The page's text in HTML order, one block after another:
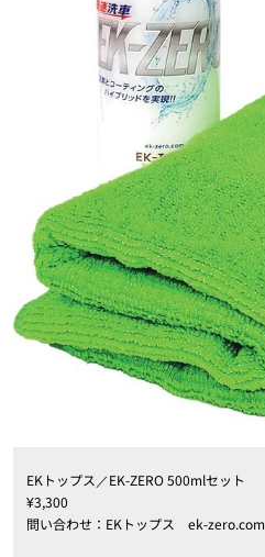
EKトップス／EK-ZERO 500mlセット
¥3,300
問い合わせ：EKトップス ek-zero.com